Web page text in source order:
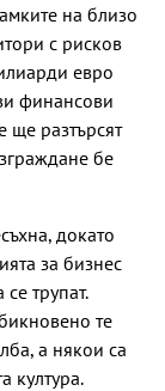
на близо
с рисков
евро
финансови
ще разтърсят
бе
докато
за бизнес
трупат.
те
а някои са
култура.